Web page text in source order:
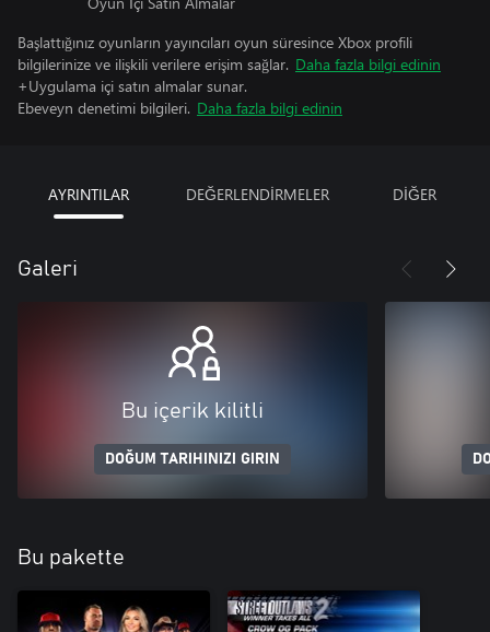
Başlattığınız oyunların yayıncıları oyun süresince Xbox profili
bilgilerinize ve ilişkili verilere erişim sağlar. Daha fazla bilgi edinin
+Uygulama içi satın almalar sunar.
Ebeveyn denetimi bilgileri. Daha fazla bilgi edinin
AYRINTILAR DEĞERLENDİRMELER DİĞER
Galeri
Bu içerik kilitli
DOĞUM TARIHINIZI GIRIN
Bu pakette